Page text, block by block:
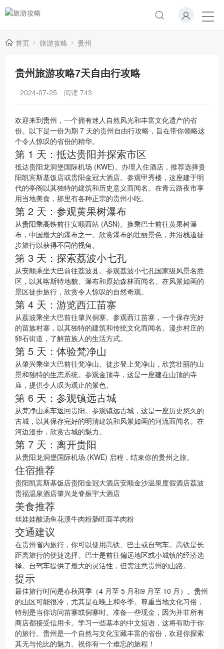
首页 旅游攻略 贵州
贵州旅游攻略7天自由行攻略
2024-07-25 阅读 743
欢迎来到贵州，一个拥有迷人自然风光和丰富文化遗产的省
份。以下是一份为期 7 天的贵州自由行攻略，旨在带你领略这
个令人惊叹的省份的精华。
第 1 天：抵达贵阳并探索市区
抵达贵阳龙洞堡国际机场 (KWE)。办理入住酒店，推荐选择贵
阳凯宾斯基饭店或贵阳金冠大酒店。参观甲秀楼，这座建于明
代的亭阁以其独特的建筑和历史意义而闻名。在青云路夜市享
用当地美食，那里有各种正宗的贵州小吃。
第 2 天：参观黄果树瀑布
从贵阳乘高铁前往安顺西站 (ASN)。换乘巴士前往黄果树瀑
布，中国最大的瀑布之一。欣赏瀑布的壮丽景色，并沿栈道徒
步旅行以获得不同的视角。
第 3 天：探索荔波小七孔
从安顺乘坐大巴前往荔波县。参观荔波小七孔国家级风景名胜
区，以其喀斯特地貌、瀑布和原始森林而闻名。在风景如画的
景区徒步旅行，欣赏令人惊叹的自然奇观。
第 4 天：游览西江苗寨
从荔波乘坐大巴前往肇兴侗寨。参观西江苗寨，一个保存完好
的苗族村寨，以其独特的建筑和传统文化而闻名。漫步村庄的
卵石街道，了解苗族人的生活方式。
第 5 天：体验梵净山
从肇兴乘坐大巴前往梵净山。徒步登上梵净山，欣赏壮丽的山
景和独特的生态系统。参观金顶寺，这是一座建在山顶的寺
庙，提供令人叹为观止的景色。
第 6 天：参观镇远古城
从梵净山乘车返回贵阳。参观镇远古城，这是一座历史悠久的
古城，以其保存完好的明清建筑和风景如画的河流而闻名。在
河边漫步，欣赏古城的魅力。
第 7 天：离开贵阳
从贵阳龙洞堡国际机场 (KWE) 启程，结束你的贵州之旅。
住宿推荐
贵阳凯宾斯基饭店贵阳金冠大酒店安顺金沙温泉度假酒店荔波
贵福温泉酒店肇兴龙脊振宇大酒店
美食推荐
丝娃娃酸汤鱼花溪牛肉粉肠旺面羊肉粉
交通建议
在贵州省内旅行，你可以使用高铁、巴士或自驾车。高铁是长
距离旅行的便捷选择。巴士是前往偏远地区或小城镇的经济选
择。自驾车提供了最大的灵活性，但需注意贵州的山路。
提示
最佳旅行时间是春秋两季（4 月至 5 月和9 月至 10 月）。贵州
的山区可能很冷，尤其是在晚上和冬季。尊重当地文化习俗，
特别是当你访问苗寨或侗寨时。准备一些现金，因为并非所有
商店都接受信用卡。学习一些基本的中文短语，这将有助于你
的旅行。贵州是一个自然与文化宝藏丰富的省份，欢迎你探索
其无与伦比的魅力。祝你有一个难忘的旅程！